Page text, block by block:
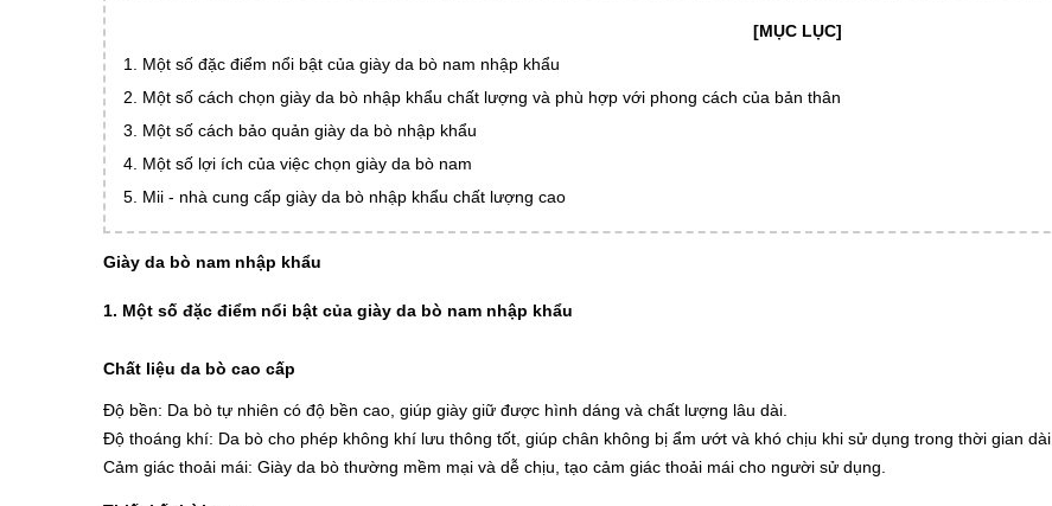
[MỤC LỤC]
1. Một số đặc điểm nổi bật của giày da bò nam nhập khẩu
2. Một số cách chọn giày da bò nhập khẩu chất lượng và phù hợp với phong cách của bản thân
3. Một số cách bảo quản giày da bò nhập khẩu
4. Một số lợi ích của việc chọn giày da bò nam
5. Mii - nhà cung cấp giày da bò nhập khẩu chất lượng cao
Giày da bò nam nhập khẩu
1. Một số đặc điểm nổi bật của giày da bò nam nhập khẩu
Chất liệu da bò cao cấp
Độ bền: Da bò tự nhiên có độ bền cao, giúp giày giữ được hình dáng và chất lượng lâu dài.
Độ thoáng khí: Da bò cho phép không khí lưu thông tốt, giúp chân không bị ẩm ướt và khó chịu khi sử dụng trong thời gian dài.
Cảm giác thoải mái: Giày da bò thường mềm mại và dễ chịu, tạo cảm giác thoải mái cho người sử dụng.